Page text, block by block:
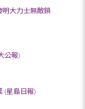
大力士無敵鎖
公報)
(星島日報)